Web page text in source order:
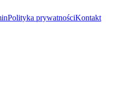
Polityka prywatnościKontakt